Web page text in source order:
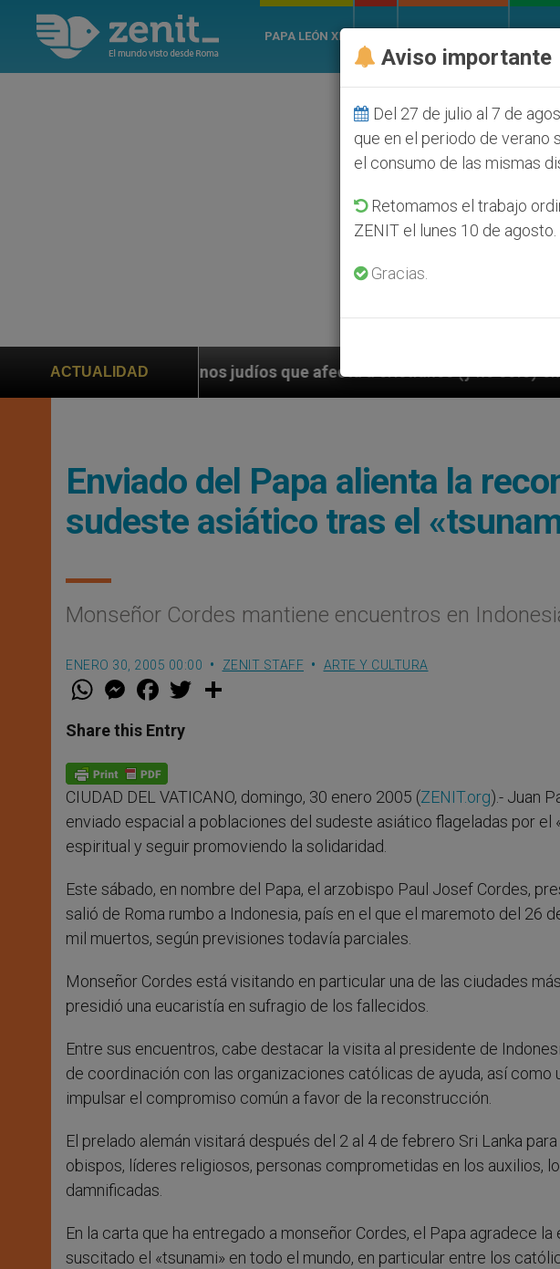
PAPA LEÓN XIV
ACTUALIDAD
judíos que afecta a cristianos (y no sólo) en Tierra Santa
Enviado del Papa alienta la
sudeste asiático tras el
Monseñor Cordes mantiene encuentros en
ENERO 30, 2005 00:00 ZENIT STAFF ARTE Y CULTURA
W
t
s
p
p
M
e
s
e
g
e
r
F
a
e
b
o
k
w
Share this Entry
CIUDAD DEL VATICANO, domingo, 30 enero 2005 (ZENIT.org).- Juan
enviado espacial a poblaciones del sudeste asiático flageladas por el
espiritual y seguir promoviendo la solidaridad.
Este sábado, en nombre del Papa, el arzobispo Paul Josef Cordes,
salió de Roma rumbo a Indonesia, país en el que el maremoto del 26
mil muertos, según previsiones todavía parciales.
Monseñor Cordes está visitando en particular una de las ciudades
presidió una eucaristía en sufragio de los fallecidos.
Entre sus encuentros, cabe destacar la visita al presidente de
de coordinación con las organizaciones católicas de ayuda, así como
impulsar el compromiso común a favor de la reconstrucción.
El prelado alemán visitará después del 2 al 4 de febrero Sri Lanka
obispos, líderes religiosos, personas comprometidas en los auxilios,
damnificadas.
En la carta que ha entregado a monseñor Cordes, el Papa agradece
suscitado el «tsunami» en todo el mundo, en particular entre los
Aviso importante
Del 27 de julio al 7 de
que en el periodo de verano
el consumo de las mismas
Retomamos el trabajo
ZENIT el lunes 10 de agosto.
Gracias.